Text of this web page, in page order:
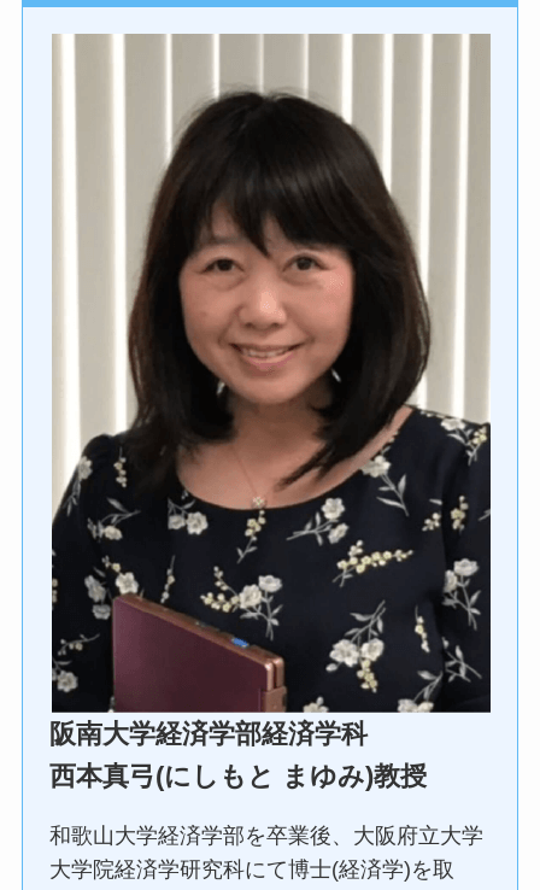
阪南大学経済学部経済学科
西本真弓(にしもと まゆみ)教授
和歌山大学経済学部を卒業後、大阪府立大学
大学院経済学研究科にて博士(経済学)を取